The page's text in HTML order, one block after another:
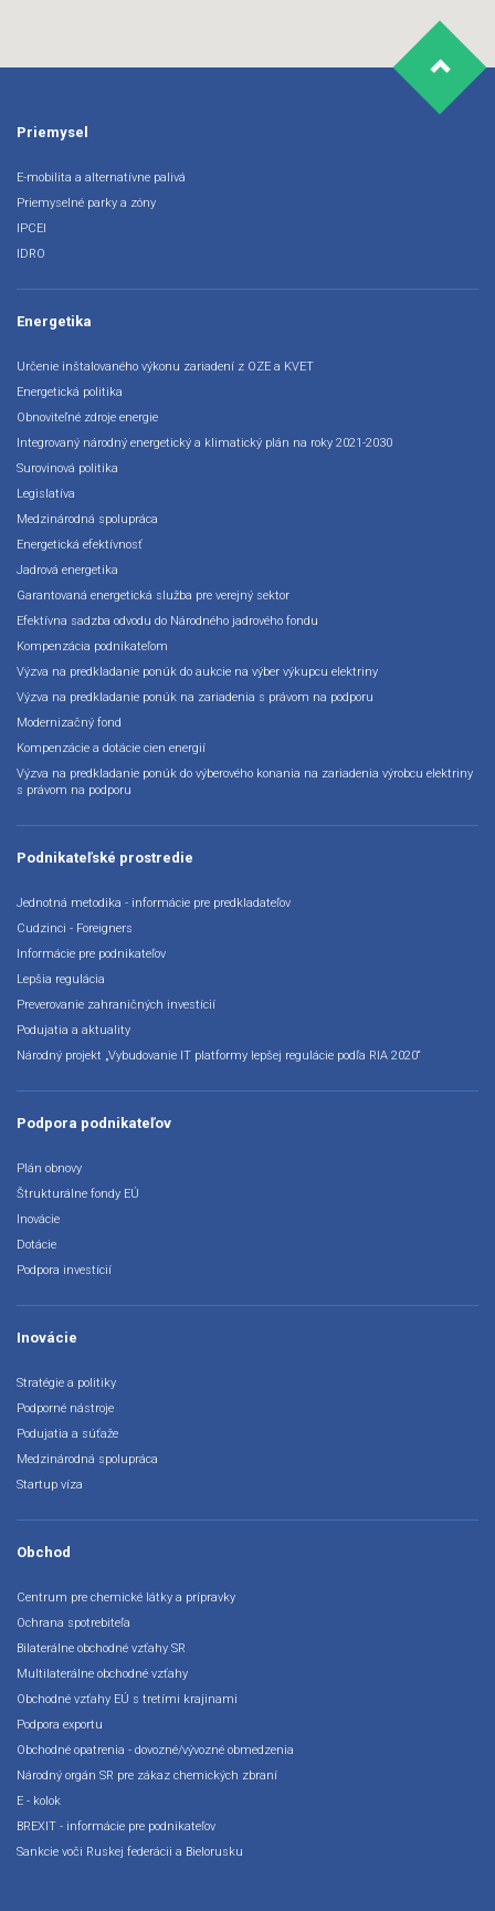
Priemysel
E-mobilita a alternatívne palivá
Priemyselné parky a zóny
IPCEI
IDRO
Energetika
Určenie inštalovaného výkonu zariadení z OZE a KVET
Energetická politika
Obnoviteľné zdroje energie
Integrovaný národný energetický a klimatický plán na roky 2021-2030
Surovinová politika
Legislatíva
Medzinárodná spolupráca
Energetická efektívnosť
Jadrová energetika
Garantovaná energetická služba pre verejný sektor
Efektívna sadzba odvodu do Národného jadrového fondu
Kompenzácia podnikateľom
Výzva na predkladanie ponúk do aukcie na výber výkupcu elektriny
Výzva na predkladanie ponúk na zariadenia s právom na podporu
Modernizačný fond
Kompenzácie a dotácie cien energií
Výzva na predkladanie ponúk do výberového konania na zariadenia výrobcu elektriny
s právom na podporu
Podnikateľské prostredie
Jednotná metodika - informácie pre predkladateľov
Cudzinci - Foreigners
Informácie pre podnikateľov
Lepšia regulácia
Preverovanie zahraničných investícií
Podujatia a aktuality
Národný projekt „Vybudovanie IT platformy lepšej regulácie podľa RIA 2020“
Podpora podnikateľov
Plán obnovy
Štrukturálne fondy EÚ
Inovácie
Dotácie
Podpora investícií
Inovácie
Stratégie a politiky
Podporné nástroje
Podujatia a súťaže
Medzinárodná spolupráca
Startup víza
Obchod
Centrum pre chemické látky a prípravky
Ochrana spotrebiteľa
Bilaterálne obchodné vzťahy SR
Multilaterálne obchodné vzťahy
Obchodné vzťahy EÚ s tretími krajinami
Podpora exportu
Obchodné opatrenia - dovozné/vývozné obmedzenia
Národný orgán SR pre zákaz chemických zbraní
E - kolok
BREXIT - informácie pre podnikateľov
Sankcie voči Ruskej federácii a Bielorusku